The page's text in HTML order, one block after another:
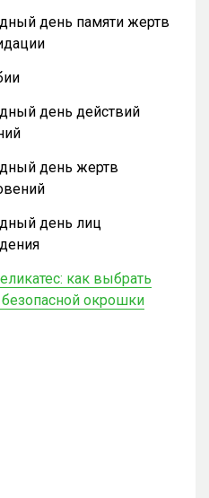
день памяти жертв
день действий
день жертв
день лиц
как выбрать
окрошки